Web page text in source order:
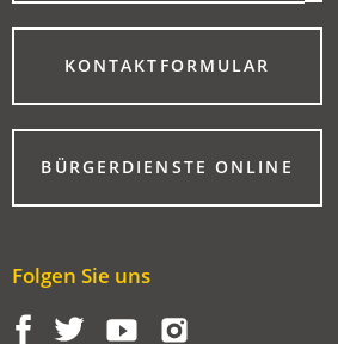
EINEM
NEUEN
KONTAKTFORMULAR
(ÖFFNET
EINEM
NEUEN
TAB)BÜRGERDIENSTE ONLINE
(ÖFFNET
EINEM
Folgen Sie uns